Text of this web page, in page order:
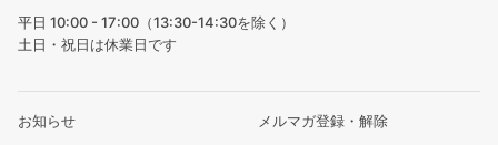
平日 10:00 - 17:00（13:30-14:30を除く）
土日・祝日は休業日です
お知らせ メルマガ登録・解除